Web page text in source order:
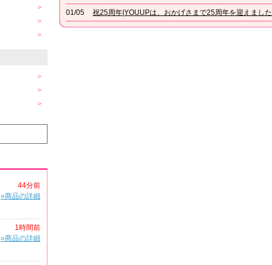
44分前
»商品の詳細
1時間前
»商品の詳細
01/05 祝25周年|YOUUPは、おかげさまで25周年を迎えました